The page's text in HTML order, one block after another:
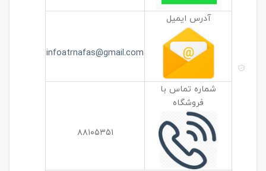
آدرس ایمیل
infoatrnafas@gmail.com
شماره تماس با
فروشگاه
۸۸۱۰۵۳۵۱